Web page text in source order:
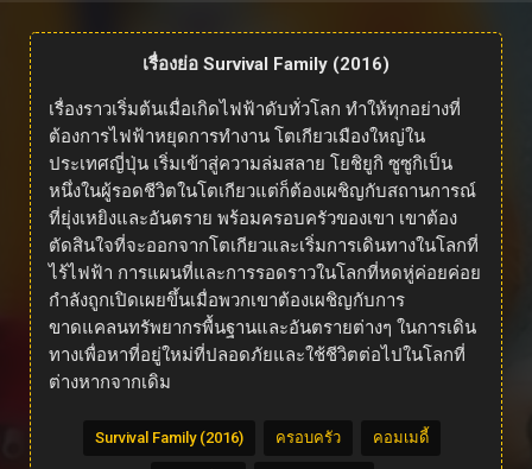
เรื่องย่อ Survival Family (2016)
เรื่องราวเริ่มต้นเมื่อเกิดไฟฟ้าดับทั่วโลก ทำให้ทุกอย่างที่
ต้องการไฟฟ้าหยุดการทำงาน โตเกียวเมืองใหญ่ใน
ประเทศญี่ปุ่น เริ่มเข้าสู่ความล่มสลาย โยชิยูกิ ซูซูกิเป็น
หนึ่งในผู้รอดชีวิตในโตเกียวแต่ก็ต้องเผชิญกับสถานการณ์
ที่ยุ่งเหยิงและอันตราย พร้อมครอบครัวของเขา เขาต้อง
ตัดสินใจที่จะออกจากโตเกียวและเริ่มการเดินทางในโลกที่
ไร้ไฟฟ้า การแผนที่และการรอดราวในโลกที่หดหู่ค่อยค่อย
กำลังถูกเปิดเผยขึ้นเมื่อพวกเขาต้องเผชิญกับการ
ขาดแคลนทรัพยากรพื้นฐานและอันตรายต่างๆ ในการเดิน
ทางเพื่อหาที่อยู่ใหม่ที่ปลอดภัยและใช้ชีวิตต่อไปในโลกที่
ต่างหากจากเดิม
Survival Family (2016) ครอบครัว คอมเมดี้